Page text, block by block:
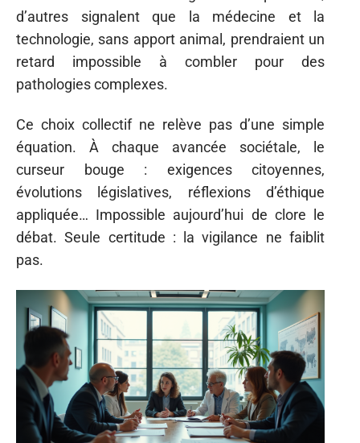
d’autres signalent que la médecine et la
technologie, sans apport animal, prendraient un
retard impossible à combler pour des
pathologies complexes.
Ce choix collectif ne relève pas d’une simple
équation. À chaque avancée sociétale, le
curseur bouge : exigences citoyennes,
évolutions législatives, réflexions d’éthique
appliquée… Impossible aujourd’hui de clore le
débat. Seule certitude : la vigilance ne faiblit
pas.